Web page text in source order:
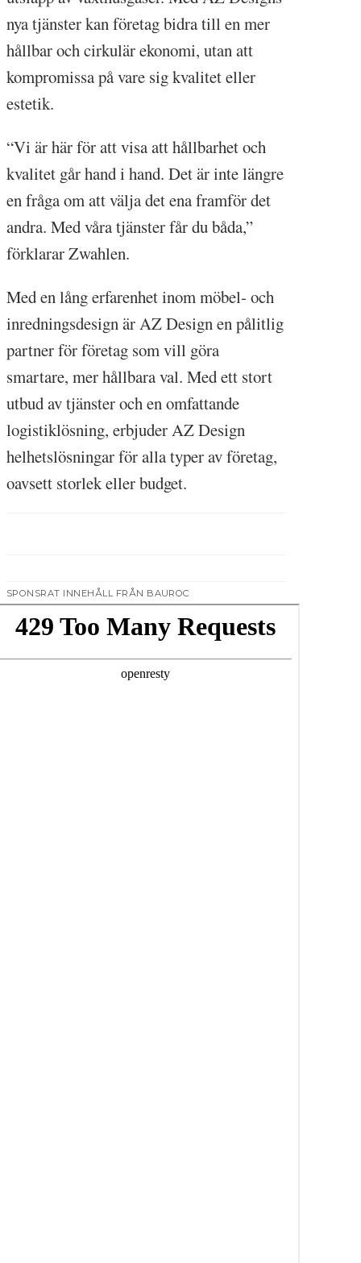
nya tjänster kan företag bidra till en mer
hållbar och cirkulär ekonomi, utan att
kompromissa på vare sig kvalitet eller
estetik.
“Vi är här för att visa att hållbarhet och
kvalitet går hand i hand. Det är inte längre
en fråga om att välja det ena framför det
andra. Med våra tjänster får du båda,”
förklarar Zwahlen.
Med en lång erfarenhet inom möbel- och
inredningsdesign är AZ Design en pålitlig
partner för företag som vill göra
smartare, mer hållbara val. Med ett stort
utbud av tjänster och en omfattande
logistiklösning, erbjuder AZ Design
helhetslösningar för alla typer av företag,
oavsett storlek eller budget.
SPONSRAT INNEHÅLL FRÅN BAUROC